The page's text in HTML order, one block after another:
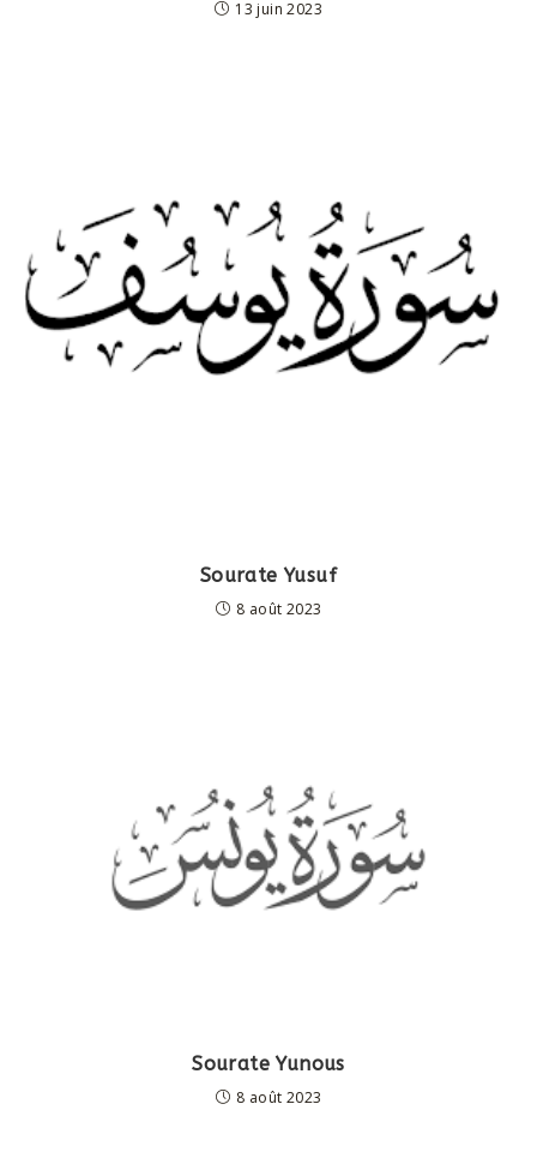
13 juin 2023
Sourate Yusuf
8 août 2023
Sourate Yunous
8 août 2023